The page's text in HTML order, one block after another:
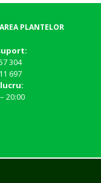
PLANTELOR
304
697
20:00